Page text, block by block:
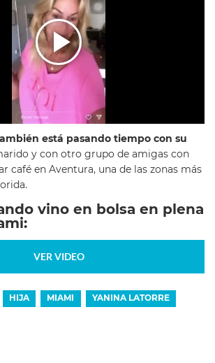
está pasando tiempo con su
y con otro grupo de amigas con
café en Aventura, una de las zonas más
vino en bolsa en plena
VER VIDEO
HIJA MIAMI YANINA LATORRE